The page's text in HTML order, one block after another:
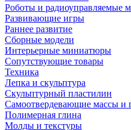
Роботы и радиоуправляемые
Развивающие игры
Раннее развитие
Сборные модели
Интерьерные миниатюры
Сопутствующие товары
Техника
Лепка и скульптура
Скульптурный пластилин
Самоотвердевающие массы и
Полимерная глина
Молды и текстуры